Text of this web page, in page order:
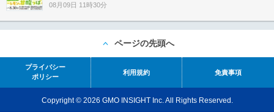
08月09日 11時30分
ページの先頭へ
プライバシー
ポリシー
利用規約 免責事項
Copyright © 2026 GMO INSIGHT Inc. All Rights Reserved.